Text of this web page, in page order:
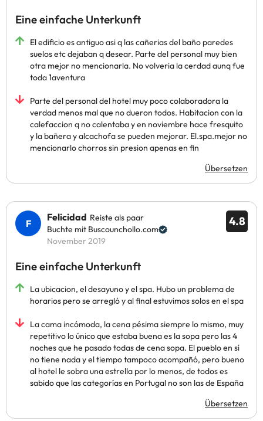
Eine einfache Unterkunft
El edificio es antiguo asi q las cañerias del baño paredes
suelos etc dejaban q desear. Parte del personal muy bien
otra mejor no mencionarla. No volveria la cerdad aunq fue
toda 1aventura
Parte del personal del hotel muy poco colaboradora la
verdad menos mal que no dueron todos. Habitacion con la
calefaccion q no calentaba y en noviembre hace fresquito
y la bañera y alcachofa se pueden mejorar. El.spa.mejor no
mencionarlo chorros sin presion apenas en fin
Übersetzen
4.8
Felicidad Reiste als paar
Buchte mit Buscounchollo.com
November 2019
Eine einfache Unterkunft
La ubicacion, el desayuno y el spa. Hubo un problema de
horarios pero se arregló y al final estuvimos solos en el spa
La cama incómoda, la cena pésima siempre lo mismo, muy
repetitivo lo único que estaba buena es la sopa pero las 4
noches que he pasado todas de cena sopa. El pueblo en sí
no tiene nada y el tiempo tampoco acompañó, pero bueno
al hotel le sobra una estrella por lo menos, de todos es
sabido que las categorías en Portugal no son las de España
Übersetzen